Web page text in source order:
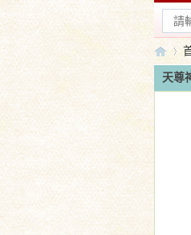
學
天尊